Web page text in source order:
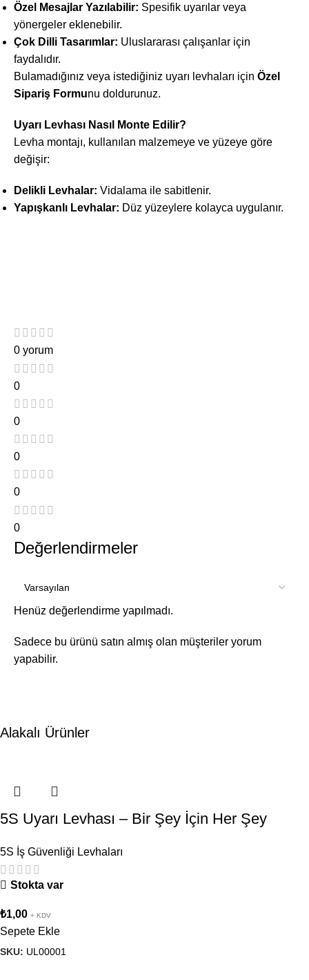
Özel Mesajlar Yazılabilir: Spesifik uyarılar veya
yönergeler eklenebilir.
Çok Dilli Tasarımlar: Uluslararası çalışanlar için
faydalıdır.
Bulamadığınız veya istediğiniz uyarı levhaları için Özel
Sipariş Formunu doldurunuz.
Uyarı Levhası Nasıl Monte Edilir?
Levha montajı, kullanılan malzemeye ve yüzeye göre
değişir:
Delikli Levhalar: Vidalama ile sabitlenir.
Yapışkanlı Levhalar: Düz yüzeylere kolayca uygulanır.
0 yorum
0
0
0
0
0
Değerlendirmeler
Henüz değerlendirme yapılmadı.
Sadece bu ürünü satın almış olan müşteriler yorum
yapabilir.
Alakalı Ürünler
5S Uyarı Levhası – Bir Şey İçin Her Şey
5S İş Güvenliği Levhaları
Stokta var
₺1,00 + KDV
Sepete Ekle
SKU: UL00001